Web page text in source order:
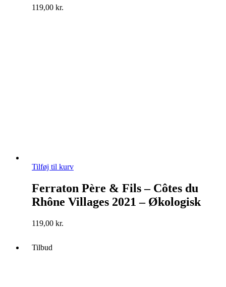
119,00 kr.
Tilføj til kurv
Ferraton Père & Fils – Côtes du
Rhône Villages 2021 – Økologisk
119,00 kr.
Tilbud